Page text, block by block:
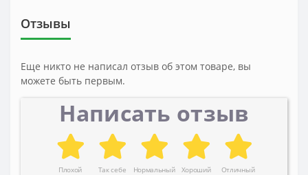
Отзывы
Еще никто не написал отзыв об этом товаре, вы
можете быть первым.
Написать отзыв
Плохой Так себе Нормальный Хороший Отличный